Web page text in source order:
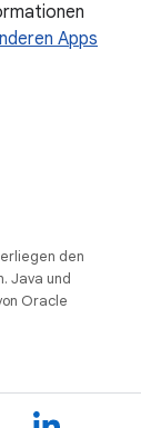
Apps
den
Java und
Oracle